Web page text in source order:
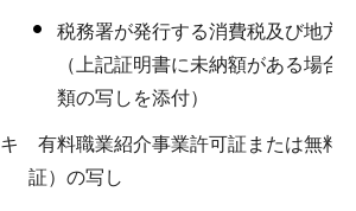
税務署が発行する消費税及び地方
（上記証明書に未納額がある場合
類の写しを添付）
キ 有料職業紹介事業許可証または無料
証）の写し